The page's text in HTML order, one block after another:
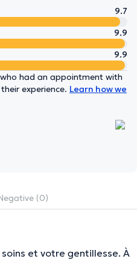
9.7
9.9
9.9
had an appointment with
experience. Learn how we
(0)
et votre gentillesse. À